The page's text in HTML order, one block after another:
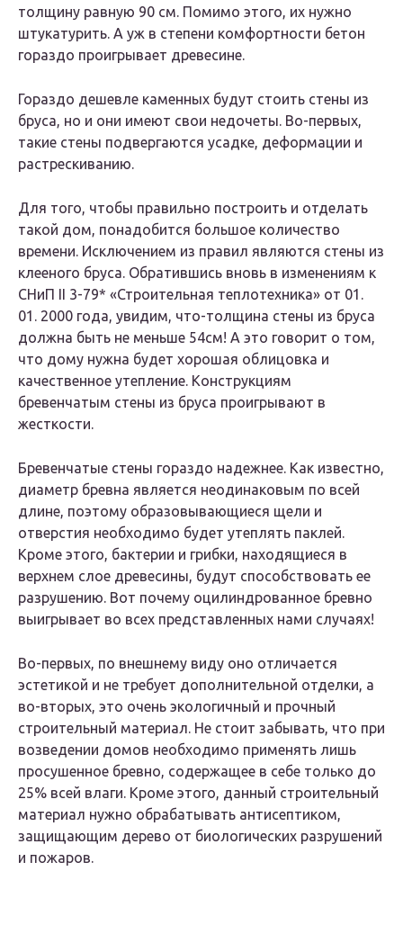
толщину равную 90 см. Помимо этого, их нужно
штукатурить. А уж в степени комфортности бетон
гораздо проигрывает древесине.
Гораздо дешевле каменных будут стоить стены из
бруса, но и они имеют свои недочеты. Во-первых,
такие стены подвергаются усадке, деформации и
растрескиванию.
Для того, чтобы правильно построить и отделать
такой дом, понадобится большое количество
времени. Исключением из правил являются стены из
клееного бруса. Обратившись вновь в изменениям к
СНиП II 3-79* «Строительная теплотехника» от 01.
01. 2000 года, увидим, что-толщина стены из бруса
должна быть не меньше 54см! А это говорит о том,
что дому нужна будет хорошая облицовка и
качественное утепление. Конструкциям
бревенчатым стены из бруса проигрывают в
жесткости.
Бревенчатые стены гораздо надежнее. Как известно,
диаметр бревна является неодинаковым по всей
длине, поэтому образовывающиеся щели и
отверстия необходимо будет утеплять паклей.
Кроме этого, бактерии и грибки, находящиеся в
верхнем слое древесины, будут способствовать ее
разрушению. Вот почему оцилиндрованное бревно
выигрывает во всех представленных нами случаях!
Во-первых, по внешнему виду оно отличается
эстетикой и не требует дополнительной отделки, а
во-вторых, это очень экологичный и прочный
строительный материал. Не стоит забывать, что при
возведении домов необходимо применять лишь
просушенное бревно, содержащее в себе только до
25% всей влаги. Кроме этого, данный строительный
материал нужно обрабатывать антисептиком,
защищающим дерево от биологических разрушений
и пожаров.